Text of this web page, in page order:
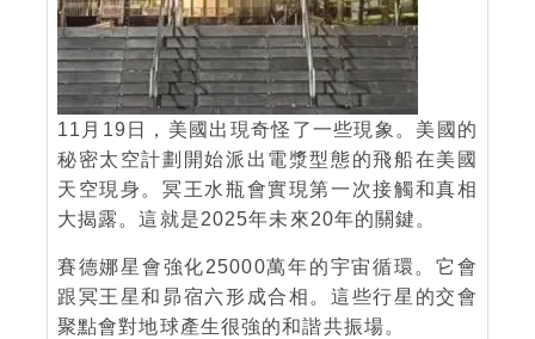
11月19日，美國出現奇怪了一些現象。美國的
秘密太空計劃開始派出電漿型態的飛船在美國
天空現身。冥王水瓶會實現第一次接觸和真相
大揭露。這就是2025年未來20年的關鍵。
賽德娜星會強化25000萬年的宇宙循環。它會
跟冥王星和昴宿六形成合相。這些行星的交會
聚點會對地球產生很強的和諧共振場。